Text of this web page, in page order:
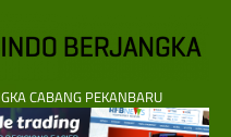
CABANG PEKANBARU